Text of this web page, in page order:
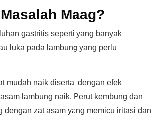
Maag?
gastritis seperti yang banyak
luka pada lambung yang perlu
mudah naik disertai dengan efek
lambung naik. Perut kembung dan
zat asam yang memicu iritasi dan